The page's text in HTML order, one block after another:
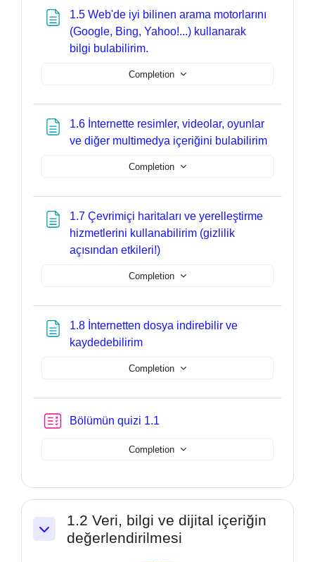
1.5 Web'de iyi bilinen arama motorlarını
(Google, Bing, Yahoo!...) kullanarak
bilgi bulabilirim.
Completion
1.6 İnternette resimler, videolar, oyunlar
ve diğer multimedya içeriğini bulabilirimPage
Completion
1.7 Çevrimiçi haritaları ve yerelleştirme
hizmetlerini kullanabilirim (gizlilik
açısından etkileri!)Page
Completion
1.8 İnternetten dosya indirebilir ve
kaydedebilirimPage
Completion
Bölümün quizi 1.1
Completion
Collapse
1.2 Veri, bilgi ve dijital içeriğin
değerlendirilmesi